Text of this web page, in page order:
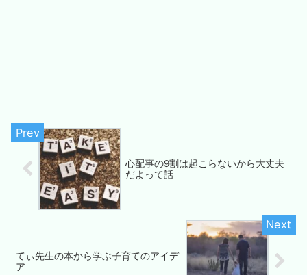
心配事の9割は起こらないから大丈夫
だよって話
てぃ先生の本から学ぶ子育てのアイデ
ア